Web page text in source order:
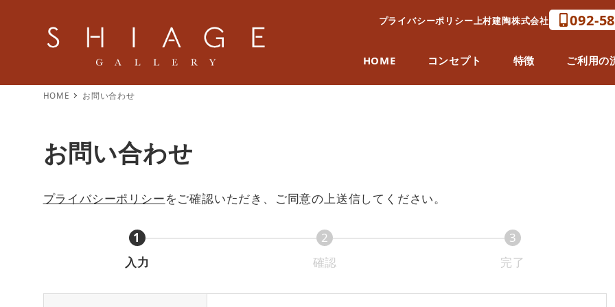
プライバシーポリシー 上村建陶株式会社 092-
HOME コンセプト 特徴 ご利用の
HOME お問い合わせ
お問い合わせ
プライバシーポリシーをご確認いただき、ご同意の上送信してください。
1
入力
2
確認
3
完了